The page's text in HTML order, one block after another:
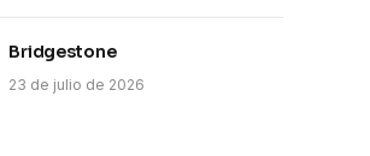
Bridgestone
23 de julio de 2026